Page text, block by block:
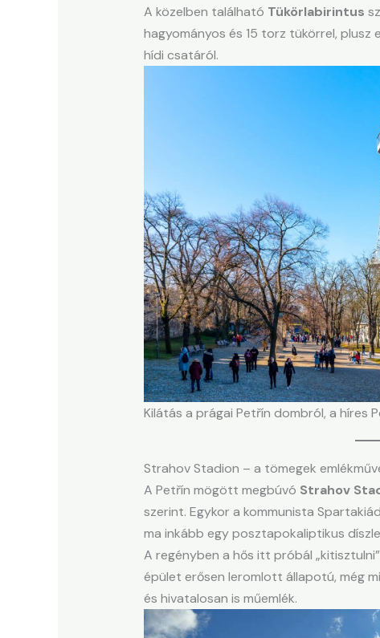
A közelben található Tükörlabirintus
hagyományos és 15 torz tükörrel, plusz
hídi csatáról.
Kilátás a prágai Petřín dombról, a híres
Strahov Stadion – a tömegek
A Petřín mögött megbúvó Strahov
szerint. Egykor a kommunista
ma inkább egy posztapokaliptikus
A regényben a hős itt próbál
épület erősen leromlott állapotú, még
és hivatalosan is műemlék.